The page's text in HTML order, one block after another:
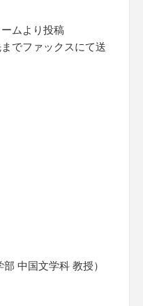
ムより投稿
でファックスにて送
中国文学科 教授）